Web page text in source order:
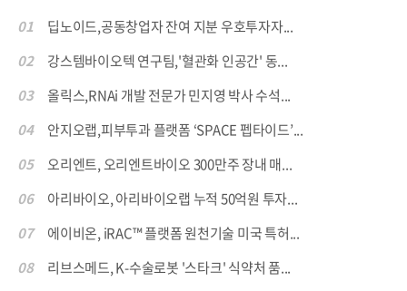
01
딥노이드,공동창업자 잔여 지분 우호투자자...
02
강스템바이오텍 연구팀,'혈관화 인공간' 동...
03
올릭스,RNAi 개발 전문가 민지영 박사 수석...
04
안지오랩,피부투과 플랫폼 ‘SPACE 펩타이드’...
05
오리엔트, 오리엔트바이오 300만주 장내 매...
06
아리바이오, 아리바이오랩 누적 50억원 투자...
07
에이비온, iRAC™ 플랫폼 원천기술 미국 특허...
08
리브스메드, K-수술로봇 '스타크' 식약처 품...